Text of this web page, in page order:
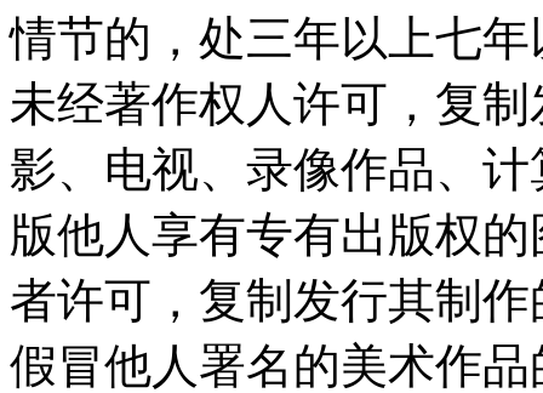
情节的，处三年以上七
未经著作权人许可，复
影、电视、录像作品、
版他人享有专有出版权
者许可，复制发行其制
假冒他人署名的美术作